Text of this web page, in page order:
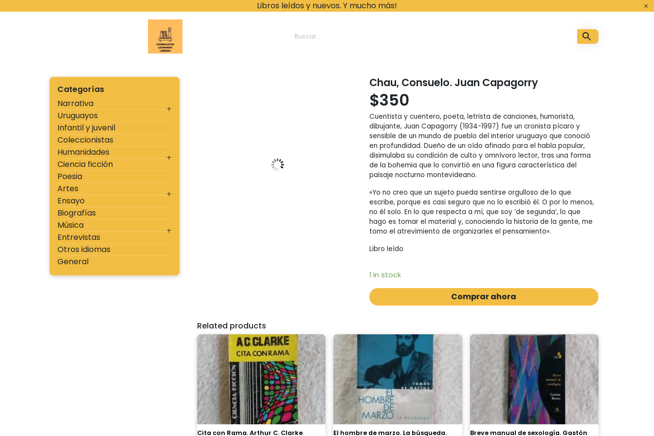
Libros leídos y nuevos. Y mucho más!
Categorías
Narrativa
Uruguayos
Infantil y juvenil
Coleccionistas
Humanidades
Ciencia ficción
Poesia
Artes
Ensayo
Biografías
Música
Entrevistas
Otros idiomas
General
Chau, Consuelo. Juan Capagorry
$350
Cuentista y cuentero, poeta, letrista de canciones, humorista,
dibujante, Juan Capagorry (1934-1997) fue un cronista pícaro y
sensible de un mundo de pueblo del interior uruguayo que conoció
en profundidad. Dueño de un oído afinado para el habla popular,
disimulaba su condición de culto y omnívoro lector, tras una forma
de la bohemia que lo convirtió en una figura característica del
paisaje nocturno montevideano.
«Yo no creo que un sujeto pueda sentirse orgulloso de lo que
escribe, porque es casi seguro que no lo escribió él. O por lo menos,
no él solo. En lo que respecta a mí, que soy ‘de segunda’, lo que
hago es tomar el material y, conociendo la historia de la gente, me
tomo el atrevimiento de organizarles el pensamiento».
Libro leído
1 in stock
Comprar ahora
Related products
Cita con Rama. Arthur C. Clarke
El hombre de marzo. La búsqueda.
Breve manual de sexología. Gastón